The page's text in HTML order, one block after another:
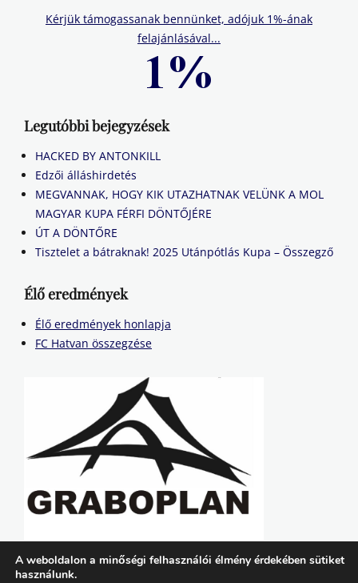
Kérjük támogassanak bennünket, adójuk 1%-ának
felajánlásával...
Legutóbbi bejegyzések
HACKED BY ANTONKILL
Edzői álláshirdetés
MEGVANNAK, HOGY KIK UTAZHATNAK VELÜNK A MOL
MAGYAR KUPA FÉRFI DÖNTŐJÉRE
ÚT A DÖNTŐRE
Tisztelet a bátraknak! 2025 Utánpótlás Kupa – Összegző
Élő eredmények
Élő eredmények honlapja
FC Hatvan összegzése
A weboldalon a minőségi felhasználói élmény érdekében sütiket
használunk.